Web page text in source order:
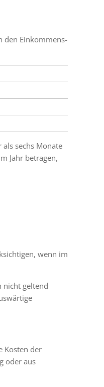
den Einkommens-
sechs Monate
Jahr betragen,
wenn im
nicht geltend
Kosten der
oder aus